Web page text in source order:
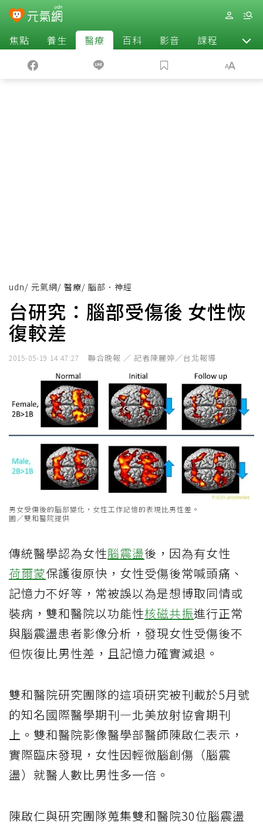
焦點 養生 醫療 百科 影音 課程 退休
udn/ 元氣網/ 醫療/ 腦部．神經
台研究：腦部受傷後 女性恢
復較差
2015-05-19 14:47:27 聯合晚報 ／ 記者陳麗婷／台北報導
男女受傷後的腦部變化，女性工作記憶的表現比男性差。
圖／雙和醫院提供
傳統醫學認為女性腦震盪後，因為有女性
荷爾蒙保護復原快，女性受傷後常喊頭痛、
記憶力不好等，常被誤以為是想博取同情或
裝病，雙和醫院以功能性核磁共振進行正常
與腦震盪患者影像分析，發現女性受傷後不
但恢復比男性差，且記憶力確實減退。
雙和醫院研究團隊的這項研究被刊載於5月號
的知名國際醫學期刊—北美放射協會期刊
上。雙和醫院影像醫學部醫師陳啟仁表示，
實際臨床發現，女性因輕微腦創傷（腦震
盪）就醫人數比男性多一倍。
陳啟仁與研究團隊蒐集雙和醫院30位腦震盪